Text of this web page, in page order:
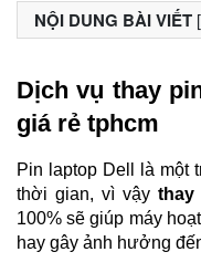
NỘI DUNG BÀI VIẾT [
Dịch vụ thay
giá rẻ tphcm
Pin laptop Dell là một
thời gian, vì vậy thay
100% sẽ giúp máy
hay gây ảnh hưởng